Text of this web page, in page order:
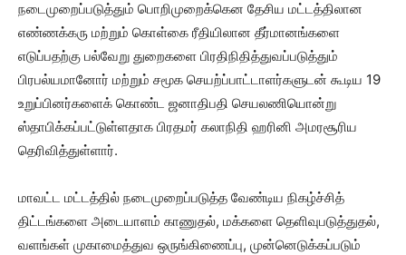
நடைமுறைப்படுத்தும் பொறிமுறைக்கென தேசிய மட்டத்திலான
எண்ணக்கரு மற்றும் கொள்கை ரீதியிலான தீர்மானங்களை
எடுப்பதற்கு பல்வேறு துறைகளை பிரதிநிதித்துவப்படுத்தும்
பிரபல்யமானோர் மற்றும் சமூக செயற்ப்பாட்டாளர்களுடன் கூடிய 19
உறுப்பினர்களைக் கொண்ட ஜனாதிபதி செயலணியொன்று
ஸ்தாபிக்கப்பட்டுள்ளதாக பிரதமர் கலாநிதி ஹரினி அமரசூரிய
தெரிவித்துள்ளார்.
மாவட்ட மட்டத்தில் நடைமுறைப்படுத்த வேண்டிய நிகழ்ச்சித்
திட்டங்களை அடையாளம் காணுதல், மக்களை தெளிவுபடுத்துதல்,
வளங்கள் முகாமைத்துவ ஒருங்கிணைப்பு, முன்னெடுக்கப்படும்